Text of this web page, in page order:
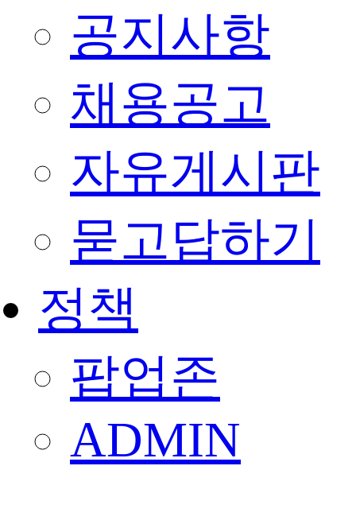
공지사항
채용공고
자유게시판
묻고답하기
정책
팝업존
ADMIN